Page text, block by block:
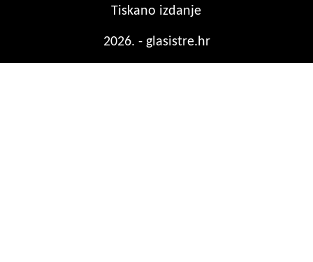
Tiskano izdanje
2026. - glasistre.hr